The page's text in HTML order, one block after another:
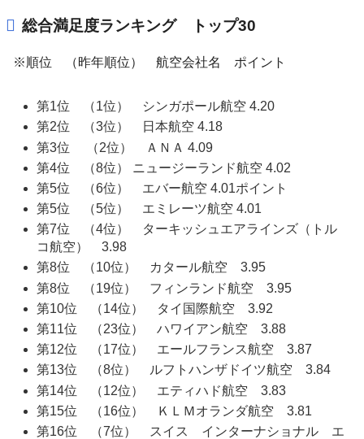
総合満足度ランキング トップ30
※順位 （昨年順位） 航空会社名 ポイント
第1位 （1位） シンガポール航空 4.20
第2位 （3位） 日本航空 4.18
第3位 （2位） ＡＮＡ 4.09
第4位 （8位） ニュージーランド航空 4.02
第5位 （6位） エバー航空 4.01ポイント
第5位 （5位） エミレーツ航空 4.01
第7位 （4位） ターキッシュエアラインズ（トル
コ航空） 3.98
第8位 （10位） カタール航空 3.95
第8位 （19位） フィンランド航空 3.95
第10位 （14位） タイ国際航空 3.92
第11位 （23位） ハワイアン航空 3.88
第12位 （17位） エールフランス航空 3.87
第13位 （8位） ルフトハンザドイツ航空 3.84
第14位 （12位） エティハド航空 3.83
第15位 （16位） ＫＬＭオランダ航空 3.81
第16位 （7位） スイス インターナショナル エ